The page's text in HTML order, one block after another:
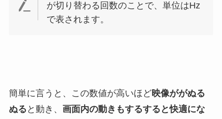
が切り替わる回数のことで、単位はHz
で表されます。
簡単に言うと、この数値が高いほど映像ががぬる
ぬる と動き、 画面内の動きもするすると快適にな